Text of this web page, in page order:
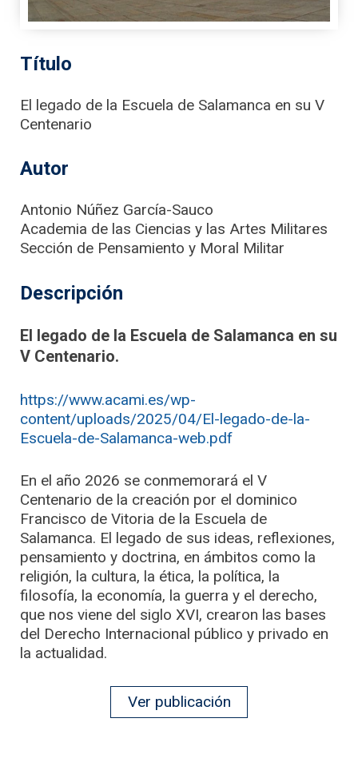
Título
El legado de la Escuela de Salamanca en su V
Centenario
Autor
Antonio Núñez García-Sauco
Academia de las Ciencias y las Artes Militares
Sección de Pensamiento y Moral Militar
Descripción
El legado de la Escuela de Salamanca en su
V Centenario.
https://www.acami.es/wp-
content/uploads/2025/04/El-legado-de-la-
Escuela-de-Salamanca-web.pdf
En el año 2026 se conmemorará el V
Centenario de la creación por el dominico
Francisco de Vitoria de la Escuela de
Salamanca. El legado de sus ideas, reflexiones,
pensamiento y doctrina, en ámbitos como la
religión, la cultura, la ética, la política, la
filosofía, la economía, la guerra y el derecho,
que nos viene del siglo XVI, crearon las bases
del Derecho Internacional público y privado en
la actualidad.
Ver publicación